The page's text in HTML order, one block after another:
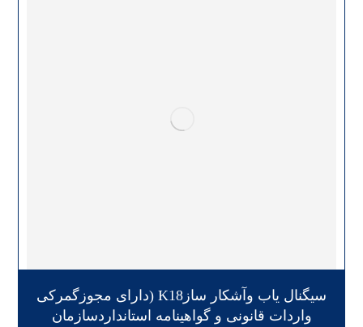
سیگنال یاب وآشکار سازK18 (دارای مجوزگمرکی
واردات قانونی و گواهینامه استانداردسازمان